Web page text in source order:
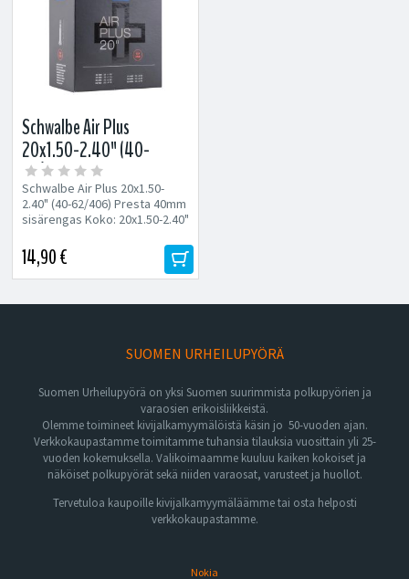
Schwalbe Air Plus
20x1.50-2.40" (40-
62/406) Presta 40mm
sisärengas
Schwalbe Air Plus 20x1.50-
2.40" (40-62/406) Presta 40mm
sisärengas Koko: 20x1.50-2.40"
14,90 €
SUOMEN URHEILUPYÖRÄ
Suomen Urheilupyörä on yksi Suomen suurimmista polkupyörien ja
varaosien erikoisliikkeistä.
Olemme toimineet kivijalkamyymälöistä käsin jo 50-vuoden ajan.
Verkkokaupastamme toimitamme tuhansia tilauksia vuosittain yli 25-
vuoden kokemuksella. Valikoimaamme kuuluu kaiken kokoiset ja
näköiset polkupyörät sekä niiden varaosat, varusteet ja huollot.
Tervetuloa kaupoille kivijalkamyymäläämme tai osta helposti
verkkokaupastamme.
Nokia